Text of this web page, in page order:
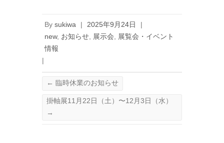
By sukiwa 2025年9月24日
new, お知らせ, 展示会, 展覧会・イベント
情報
← 臨時休業のお知らせ
掛軸展11月22日（土）〜12月3日（水）
→